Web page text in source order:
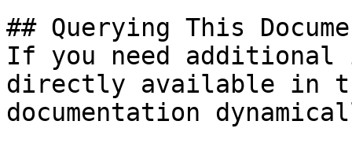
## Querying This
If you need
directly available in
documentation